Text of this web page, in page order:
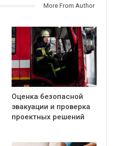
More From Author
Оценка безопасной
эвакуации и проверка
проектных решений